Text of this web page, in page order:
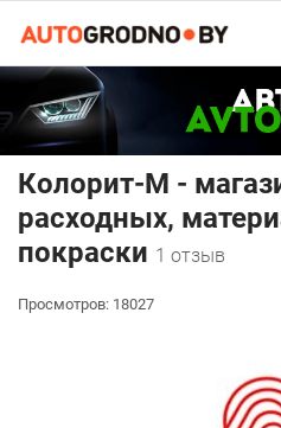
Колорит-М -
расходных,
покраски 1 отзыв
Просмотров: 18027